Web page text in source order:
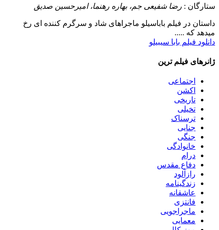
ستارگان : رضا شفیعی جم، بهاره رهنما، امیرحسین صدیق
داستان در فیلم باباسیلو ماجراهای شاد و سرگرم کننده ای رخ
میدهد که .....
دانلود فیلم بابا سیبیلو
ژانرهای فیلم ترین
اجتماعی
اکشن
تاریخی
تخیلی
ترسناک
جنایی
جنگی
خانوادگی
درام
دفاع مقدس
رازآلود
زندگینامه
عاشقانه
فانتزی
ماجراجویی
معمایی